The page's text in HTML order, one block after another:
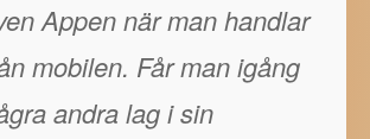
Appen när man handlar
mobilen. Får man igång
andra lag i sin